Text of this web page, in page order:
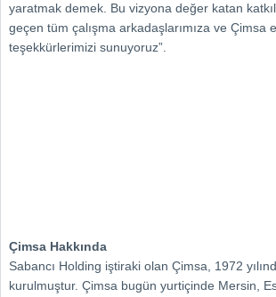
yaratmak demek. Bu vizyona değer katan
geçen tüm çalışma arkadaşlarımıza ve Çimsa
teşekkürlerimizi sunuyoruz”.
Çimsa Hakkında
Sabancı Holding iştiraki olan Çimsa, 1972
kurulmuştur. Çimsa bugün yurtiçinde Mersin,